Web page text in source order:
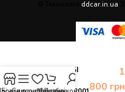
ddcar.in.ua
Модуль BSI
Citroen
1
800 грн